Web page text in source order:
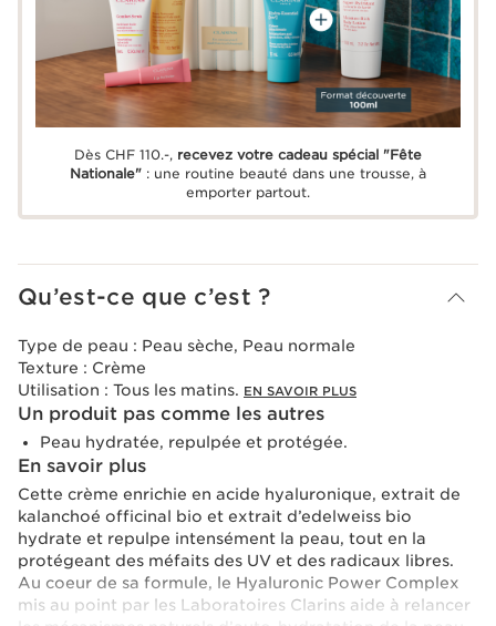
Dès CHF 110.-, recevez votre cadeau spécial "Fête
Nationale": une routine beauté dans une trousse, à
emporter partout.
Qu’est-ce que c’est ?
Type de peau : Peau sèche, Peau normale
Texture : Crème
Utilisation : Tous les matins. EN SAVOIR PLUS
Un produit pas comme les autres
Peau hydratée, repulpée et protégée.
En savoir plus
Cette crème enrichie en acide hyaluronique, extrait de
kalanchoé officinal bio et extrait d’edelweiss bio
hydrate et repulpe intensément la peau, tout en la
protégeant des méfaits des UV et des radicaux libres.
Au coeur de sa formule, le Hyaluronic Power Complex
mis au point par les Laboratoires Clarins aide à relancer